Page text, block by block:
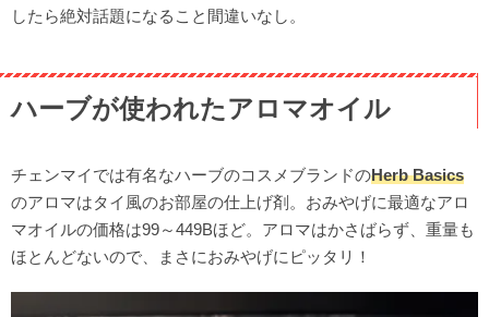
したら絶対話題になること間違いなし。
ハーブが使われたアロマオイル
チェンマイでは有名なハーブのコスメブランドのHerb Basics
のアロマはタイ風のお部屋の仕上げ剤。おみやげに最適なアロ
マオイルの価格は99～449Bほど。アロマはかさばらず、重量も
ほとんどないので、まさにおみやげにピッタリ！